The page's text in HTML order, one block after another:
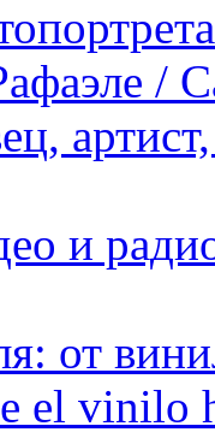
/
и
от
el vinilo